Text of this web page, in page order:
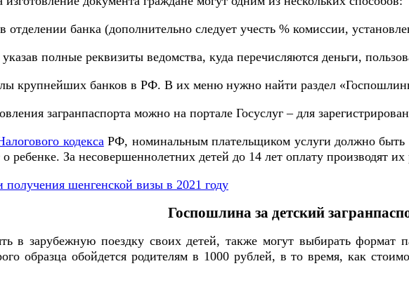
отделении банка (дополнительно следует учесть % комиссии,
полные реквизиты ведомства, куда перечисляются деньги,
крупнейших банков в РФ. В их меню нужно найти раздел
загранпаспорта можно на портале Госуслуг – для
кодексаРФ, номинальным плательщиком услуги должно быть
ребенке. За несовершеннолетних детей до 14 лет оплату производят их
получения шенгенской визы в 2021 году
Госпошлина за детский
в зарубежную поездку своих детей, также могут выбирать формат
образца обойдется родителям в 1000 рублей, в то время, как